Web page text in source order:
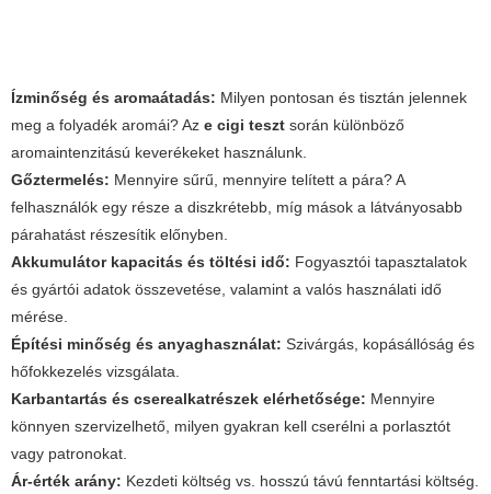
Ízminőség és aromaátadás: Milyen pontosan és tisztán jelennek
meg a folyadék aromái? Az e cigi teszt során különböző
aromaintenzitású keverékeket használunk.
Gőztermelés: Mennyire sűrű, mennyire telített a pára? A
felhasználók egy része a diszkrétebb, míg mások a látványosabb
párahatást részesítik előnyben.
Akkumulátor kapacitás és töltési idő: Fogyasztói tapasztalatok
és gyártói adatok összevetése, valamint a valós használati idő
mérése.
Építési minőség és anyaghasználat: Szivárgás, kopásállóság és
hőfokkezelés vizsgálata.
Karbantartás és cserealkatrészek elérhetősége: Mennyire
könnyen szervizelhető, milyen gyakran kell cserélni a porlasztót
vagy patronokat.
Ár-érték arány: Kezdeti költség vs. hosszú távú fenntartási költség.